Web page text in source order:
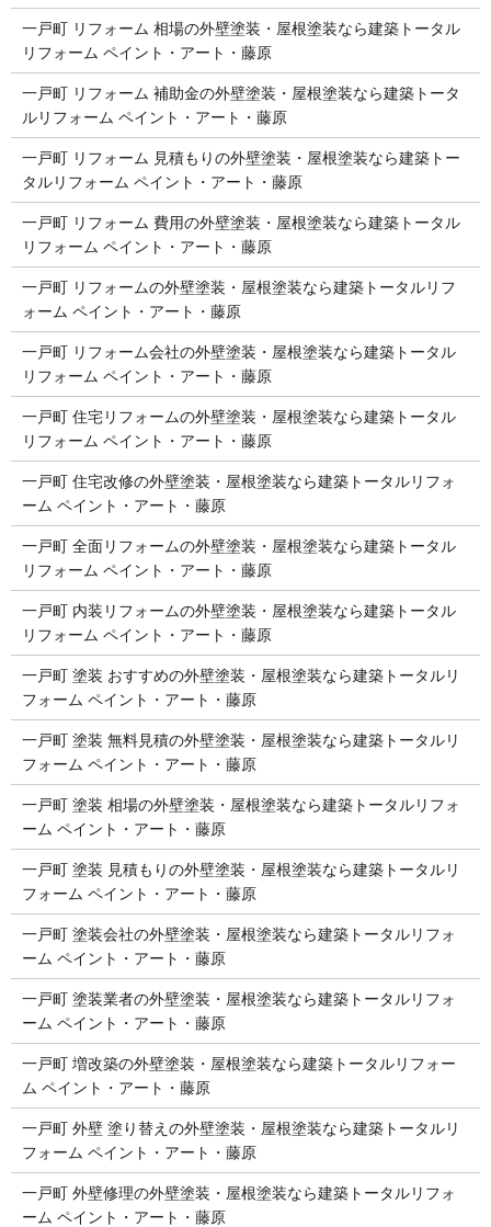
一戸町 リフォーム 相場の外壁塗装・屋根塗装なら建築トータル
リフォーム ペイント・アート・藤原
一戸町 リフォーム 補助金の外壁塗装・屋根塗装なら建築トータ
ルリフォーム ペイント・アート・藤原
一戸町 リフォーム 見積もりの外壁塗装・屋根塗装なら建築トー
タルリフォーム ペイント・アート・藤原
一戸町 リフォーム 費用の外壁塗装・屋根塗装なら建築トータル
リフォーム ペイント・アート・藤原
一戸町 リフォームの外壁塗装・屋根塗装なら建築トータルリフ
ォーム ペイント・アート・藤原
一戸町 リフォーム会社の外壁塗装・屋根塗装なら建築トータル
リフォーム ペイント・アート・藤原
一戸町 住宅リフォームの外壁塗装・屋根塗装なら建築トータル
リフォーム ペイント・アート・藤原
一戸町 住宅改修の外壁塗装・屋根塗装なら建築トータルリフォ
ーム ペイント・アート・藤原
一戸町 全面リフォームの外壁塗装・屋根塗装なら建築トータル
リフォーム ペイント・アート・藤原
一戸町 内装リフォームの外壁塗装・屋根塗装なら建築トータル
リフォーム ペイント・アート・藤原
一戸町 塗装 おすすめの外壁塗装・屋根塗装なら建築トータルリ
フォーム ペイント・アート・藤原
一戸町 塗装 無料見積の外壁塗装・屋根塗装なら建築トータルリ
フォーム ペイント・アート・藤原
一戸町 塗装 相場の外壁塗装・屋根塗装なら建築トータルリフォ
ーム ペイント・アート・藤原
一戸町 塗装 見積もりの外壁塗装・屋根塗装なら建築トータルリ
フォーム ペイント・アート・藤原
一戸町 塗装会社の外壁塗装・屋根塗装なら建築トータルリフォ
ーム ペイント・アート・藤原
一戸町 塗装業者の外壁塗装・屋根塗装なら建築トータルリフォ
ーム ペイント・アート・藤原
一戸町 増改築の外壁塗装・屋根塗装なら建築トータルリフォー
ム ペイント・アート・藤原
一戸町 外壁 塗り替えの外壁塗装・屋根塗装なら建築トータルリ
フォーム ペイント・アート・藤原
一戸町 外壁修理の外壁塗装・屋根塗装なら建築トータルリフォ
ーム ペイント・アート・藤原